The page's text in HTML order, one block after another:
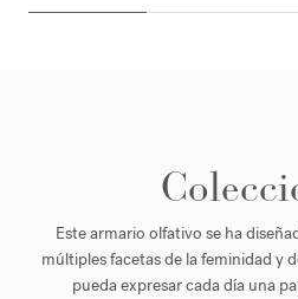
Este armario olfativo se ha
múltiples facetas de la feminidad y
pueda expresar cada día una